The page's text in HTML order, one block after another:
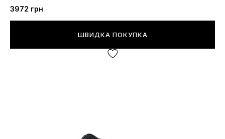
3972 грн
ШВИДКА ПОКУПКА